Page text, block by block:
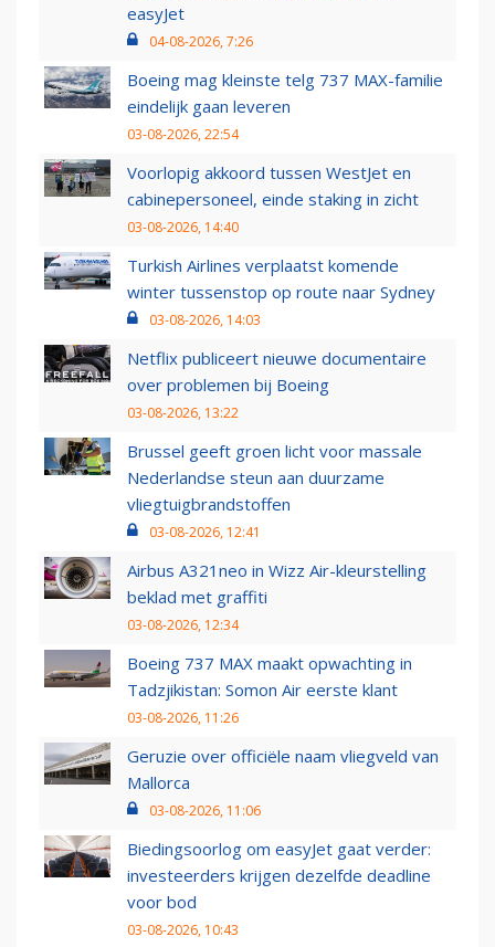
easyJet
04-08-2026, 7:26
Boeing mag kleinste telg 737 MAX-familie
eindelijk gaan leveren
03-08-2026, 22:54
Voorlopig akkoord tussen WestJet en
cabinepersoneel, einde staking in zicht
03-08-2026, 14:40
Turkish Airlines verplaatst komende
winter tussenstop op route naar Sydney
03-08-2026, 14:03
Netflix publiceert nieuwe documentaire
over problemen bij Boeing
03-08-2026, 13:22
Brussel geeft groen licht voor massale
Nederlandse steun aan duurzame
vliegtuigbrandstoffen
03-08-2026, 12:41
Airbus A321neo in Wizz Air-kleurstelling
beklad met graffiti
03-08-2026, 12:34
Boeing 737 MAX maakt opwachting in
Tadzjikistan: Somon Air eerste klant
03-08-2026, 11:26
Geruzie over officiële naam vliegveld van
Mallorca
03-08-2026, 11:06
Biedingsoorlog om easyJet gaat verder:
investeerders krijgen dezelfde deadline
voor bod
03-08-2026, 10:43